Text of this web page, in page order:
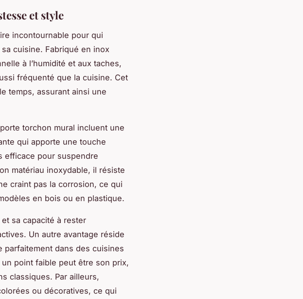
et style
incontournable pour qui
cuisine. Fabriqué en inox
à l’humidité et aux taches,
fréquenté que la cuisine. Cet
temps, assurant ainsi une
torchon mural incluent une
qui apporte une touche
efficace pour suspendre
matériau inoxydable, il résiste
craint pas la corrosion, ce qui
en bois ou en plastique.
sa capacité à rester
Un autre avantage réside
parfaitement dans des cuisines
point faible peut être son prix,
classiques. Par ailleurs,
ou décoratives, ce qui